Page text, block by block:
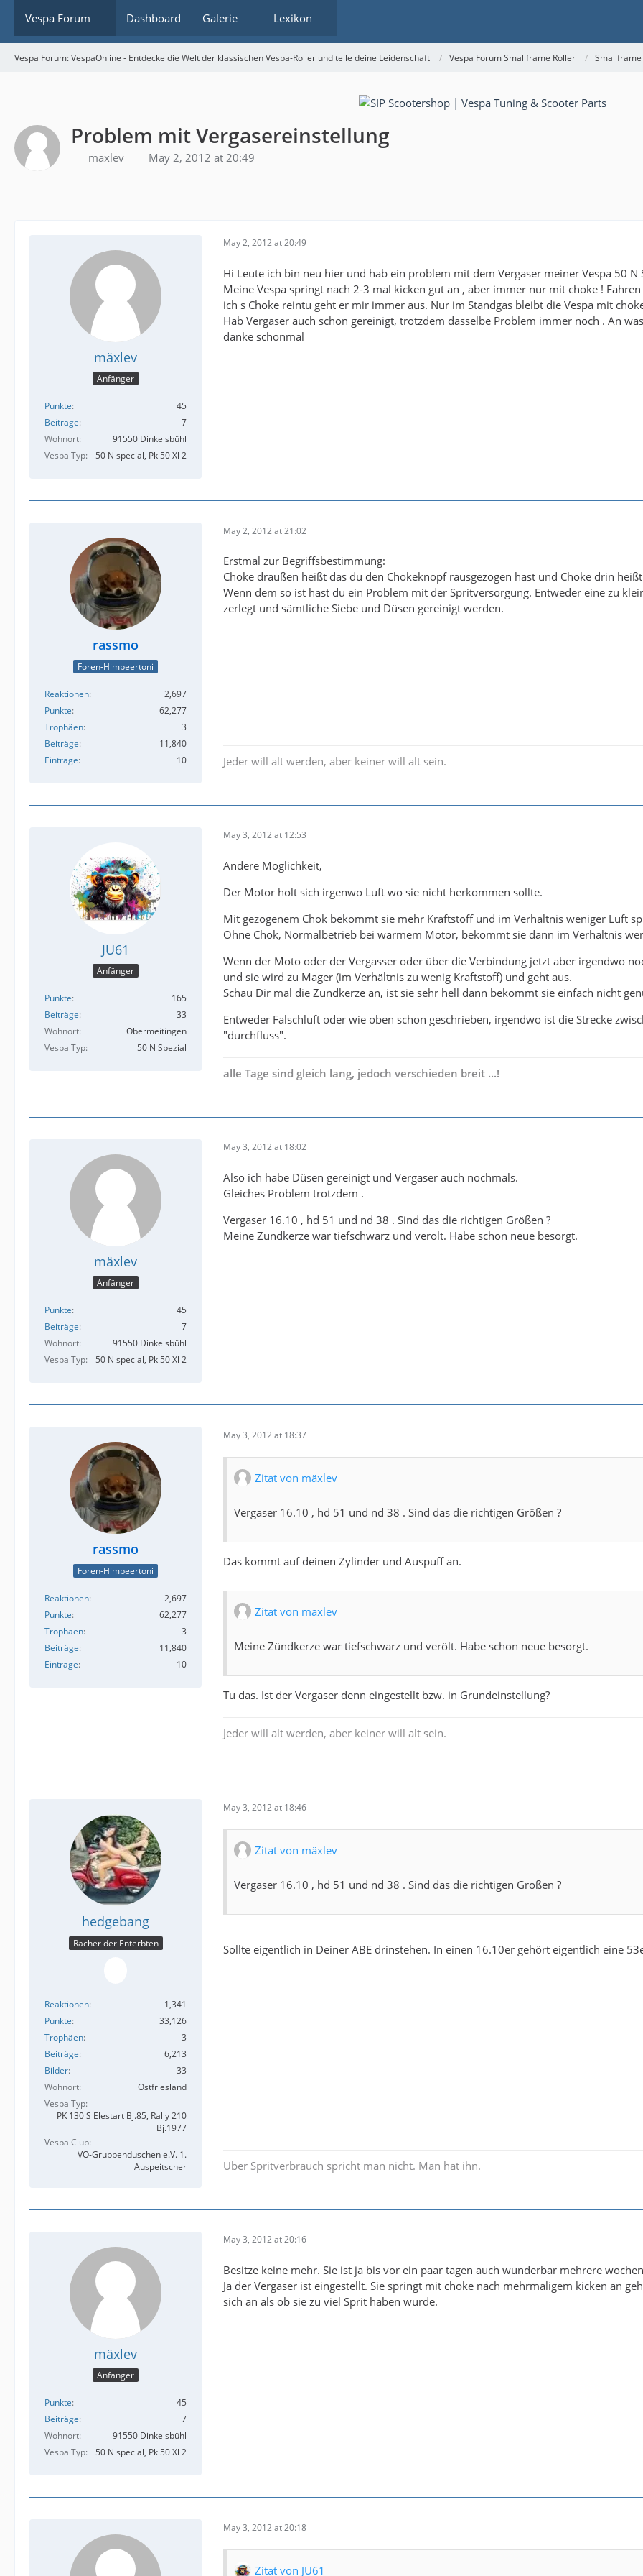
Vespa Forum Dashboard Galerie Lexikon
Vespa Forum: VespaOnline - Entdecke die Welt der klassischen Vespa-Roller und teile deine Leidenschaft Vespa Forum Smallframe Roller
Problem mit Vergasereinstellung
mäxlev May 2, 2012 at 20:49
mäxlev
Anfänger
Punkte
45
Beiträge
7
Wohnort
91550 Dinkelsbühl
Vespa Typ
50 N special, Pk 50 Xl 2
May 2, 2012 at 20:49
Hi Leute ich bin neu hier und hab ein problem mit dem Vergaser meiner Vespa 50 N
Meine Vespa springt nach 2-3 mal kicken gut an , aber immer nur mit choke !
ich s Choke reintu geht er mir immer aus. Nur im Standgas bleibt die Vespa mit
Hab Vergaser auch schon gereinigt, trotzdem dasselbe Problem immer noch . An
danke schonmal
rassmo
Foren-Himbeertoni
Reaktionen
2,697
Punkte
62,277
Trophäen
3
Beiträge
11,840
Einträge
10
May 2, 2012 at 21:02
Erstmal zur Begriffsbestimmung:
Choke draußen heißt das du den Chokeknopf rausgezogen hast und Choke drin
Wenn dem so ist hast du ein Problem mit der Spritversorgung. Entweder eine zu
zerlegt und sämtliche Siebe und Düsen gereinigt werden.
Jeder will alt werden, aber keiner will alt sein.
JU61
Anfänger
Punkte
165
Beiträge
33
Wohnort
Obermeitingen
Vespa Typ
50 N Spezial
May 3, 2012 at 12:53
Andere Möglichkeit,
Der Motor holt sich irgenwo Luft wo sie nicht herkommen sollte.
Mit gezogenem Chok bekommt sie mehr Kraftstoff und im Verhältnis weniger Luft
Ohne Chok, Normalbetrieb bei warmem Motor, bekommt sie dann im Verhältnis
Wenn der Moto oder der Vergasser oder über die Verbindung jetzt aber irgendwo
und sie wird zu Mager (im Verhältnis zu wenig Kraftstoff) und geht aus.
Schau Dir mal die Zündkerze an, ist sie sehr hell dann bekommt sie einfach nicht
Entweder Falschluft oder wie oben schon geschrieben, irgendwo ist die Strecke
"durchfluss".
alle Tage sind gleich lang, jedoch verschieden breit ...!
mäxlev
Anfänger
Punkte
45
Beiträge
7
Wohnort
91550 Dinkelsbühl
Vespa Typ
50 N special, Pk 50 Xl 2
May 3, 2012 at 18:02
Also ich habe Düsen gereinigt und Vergaser auch nochmals.
Gleiches Problem trotzdem .
Vergaser 16.10 , hd 51 und nd 38 . Sind das die richtigen Größen ?
Meine Zündkerze war tiefschwarz und verölt. Habe schon neue besorgt.
rassmo
Foren-Himbeertoni
Reaktionen
2,697
Punkte
62,277
Trophäen
3
Beiträge
11,840
Einträge
10
May 3, 2012 at 18:37
Zitat von mäxlev
Vergaser 16.10 , hd 51 und nd 38 . Sind das die richtigen Größen ?
Das kommt auf deinen Zylinder und Auspuff an.
Zitat von mäxlev
Meine Zündkerze war tiefschwarz und verölt. Habe schon neue besorgt.
Tu das. Ist der Vergaser denn eingestellt bzw. in Grundeinstellung?
Jeder will alt werden, aber keiner will alt sein.
hedgebang
Rächer der Enterbten
Reaktionen
1,341
Punkte
33,126
Trophäen
3
Beiträge
6,213
Bilder
33
Wohnort
Ostfriesland
Vespa Typ
PK 130 S Elestart Bj.85, Rally 210
Bj.1977
Vespa Club
VO-Gruppenduschen e.V. 1.
Auspeitscher
May 3, 2012 at 18:46
Zitat von mäxlev
Vergaser 16.10 , hd 51 und nd 38 . Sind das die richtigen Größen ?
Sollte eigentlich in Deiner ABE drinstehen. In einen 16.10er gehört eigentlich eine
Über Spritverbrauch spricht man nicht. Man hat ihn.
mäxlev
Anfänger
Punkte
45
Beiträge
7
Wohnort
91550 Dinkelsbühl
Vespa Typ
50 N special, Pk 50 Xl 2
May 3, 2012 at 20:16
Besitze keine mehr. Sie ist ja bis vor ein paar tagen auch wunderbar mehrere
Ja der Vergaser ist eingestellt. Sie springt mit choke nach mehrmaligem kicken an
sich an als ob sie zu viel Sprit haben würde.
May 3, 2012 at 20:18
Zitat von JU61